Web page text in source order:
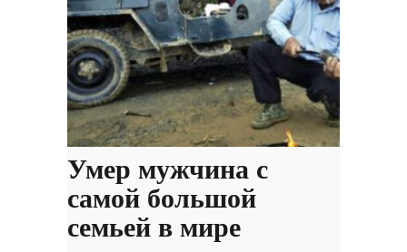
Умер мужчина с
самой большой
семьей в мире